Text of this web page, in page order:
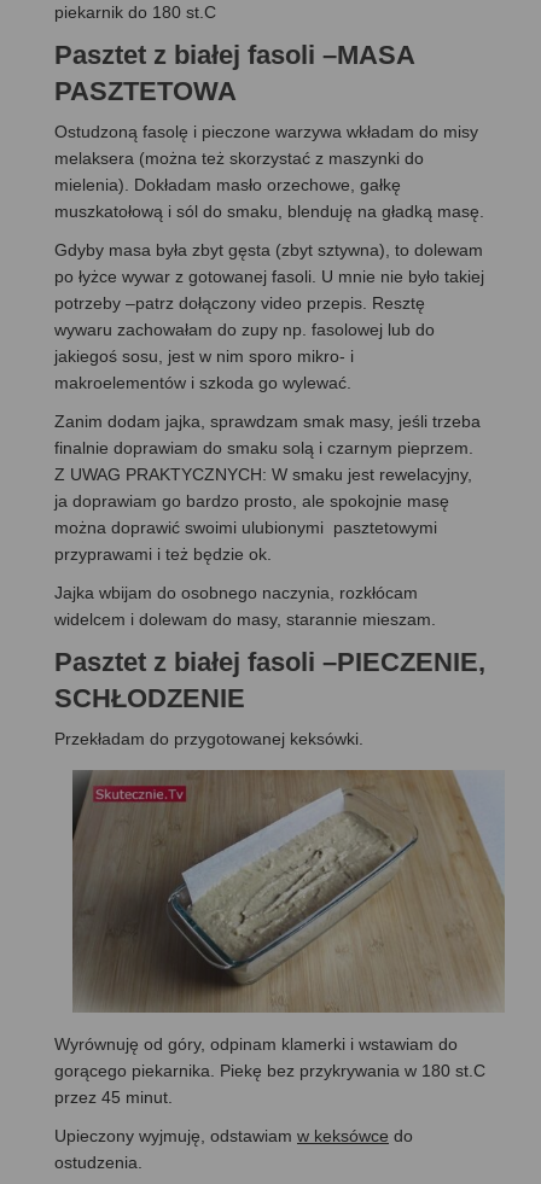
piekarnik do 180 st.C
Pasztet z białej fasoli –MASA
PASZTETOWA
Ostudzoną fasolę i pieczone warzywa wkładam do misy
melaksera (można też skorzystać z maszynki do
mielenia). Dokładam masło orzechowe, gałkę
muszkatołową i sól do smaku, blenduję na gładką masę.
Gdyby masa była zbyt gęsta (zbyt sztywna), to dolewam
po łyżce wywar z gotowanej fasoli. U mnie nie było takiej
potrzeby –patrz dołączony video przepis. Resztę
wywaru zachowałam do zupy np. fasolowej lub do
jakiegoś sosu, jest w nim sporo mikro- i
makroelementów i szkoda go wylewać.
Zanim dodam jajka, sprawdzam smak masy, jeśli trzeba
finalnie doprawiam do smaku solą i czarnym pieprzem.
Z UWAG PRAKTYCZNYCH: W smaku jest rewelacyjny,
ja doprawiam go bardzo prosto, ale spokojnie masę
można doprawić swoimi ulubionymi pasztetowymi
przyprawami i też będzie ok.
Jajka wbijam do osobnego naczynia, rozkłócam
widelcem i dolewam do masy, starannie mieszam.
Pasztet z białej fasoli –PIECZENIE,
SCHŁODZENIE
Przekładam do przygotowanej keksówki.
Wyrównuję od góry, odpinam klamerki i wstawiam do
gorącego piekarnika. Piekę bez przykrywania w 180 st.C
przez 45 minut.
Upieczony wyjmuję, odstawiam w keksówce do
ostudzenia.